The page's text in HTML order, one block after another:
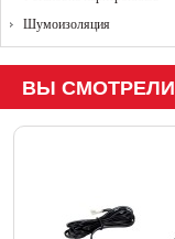
Шумоизоляция
ВЫ СМОТРЕЛИ